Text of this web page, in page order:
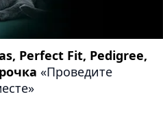
Perfect Fit, Pedigree,
«Проведите